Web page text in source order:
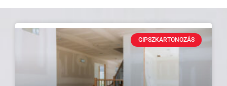
GIPSZKARTONOZÁS